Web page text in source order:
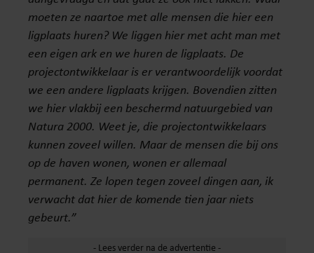
moeten ze naartoe met alle mensen die hier een
ligplaats huren? We liggen hier met acht man met
een eigen ark en we huren de ligplaats. De
projectontwikkelaar is er verantwoordelijk voordat
we een andere ligplaats krijgen. Bovendien zitten
we hier vlakbij een beschermd natuurgebied van
Natura 2000. Weet je, die projectontwikkelaars
kunnen zoveel willen. Maar de mensen die bij ons
op de haven wonen, wonen er allemaal
permanent. Ze lopen tegen zoveel dingen aan, ik
verwacht dat hier de komende tien jaar niets
gebeurt.”